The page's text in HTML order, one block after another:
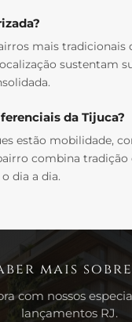
mais tradicionais
sustentam
da Tijuca?
estão mobilidade,
combina tradição
dia a dia.
mais
com nossos
lançamentos RJ.